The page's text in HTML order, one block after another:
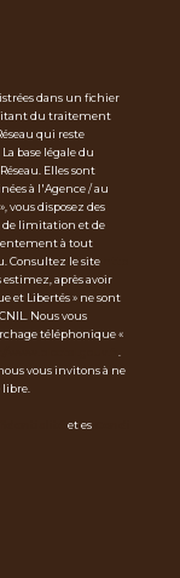
dans un fichier
du traitement
qui reste
base légale du
Elles sont
à l'Agence / au
vous disposez des
de limitation et de
à tout
Consultez le site
estimez, après avoir
et Libertés » ne sont
Nous vous
téléphonique «
vous invitons à ne
libre.
et es